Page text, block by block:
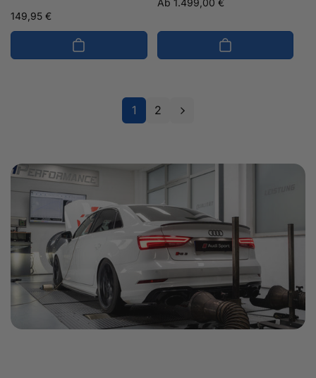
Normaler
Preis
149,95 €
Normaler
Ab 1.499,00 €
1 2